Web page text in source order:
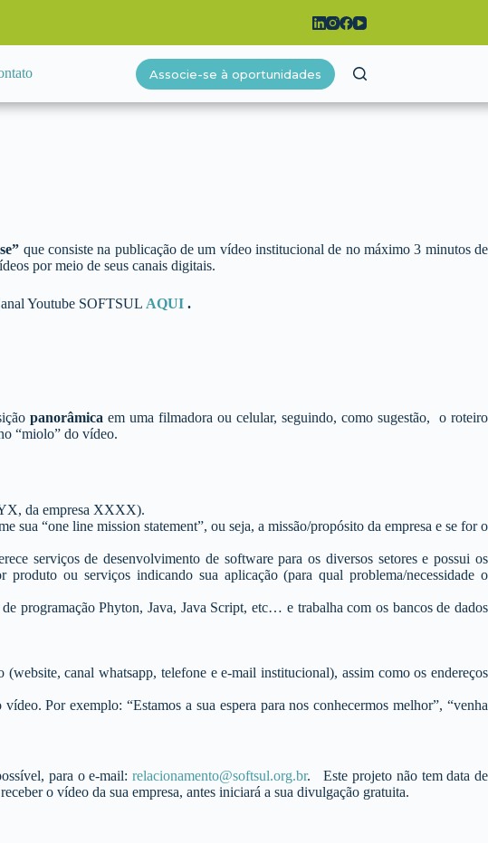
Associe-se à oportunidades
que consiste na publicação de um vídeo institucional de no máximo 3 minutos de
por meio de seus canais digitais.
Youtube SOFTSUL AQUI .
panorâmica em uma filmadora ou celular, seguindo, como sugestão, o roteiro
“miolo” do vídeo.
da empresa XXXX).
“one line mission statement”, ou seja, a missão/propósito da empresa e se for o
serviços de desenvolvimento de software para os diversos setores e possui os
ou serviços indicando sua aplicação (para qual problema/necessidade o
programação Phyton, Java, Java Script, etc… e trabalha com os bancos de dados
canal whatsapp, telefone e e-mail institucional), assim como os endereços
Por exemplo: “Estamos a sua espera para nos conhecermos melhor”, “venha
para o e-mail:relacionamento@softsul.org.br. Este projeto não tem data de
o vídeo da sua empresa, antes iniciará a sua divulgação gratuita.